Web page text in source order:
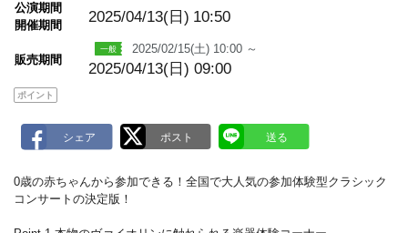
公演期間
開催期間
2025/04/13(日) 10:50
販売期間
2025/02/15(土) 10:00 ～
2025/04/13(日) 09:00
ポイント
0歳の赤ちゃんから参加できる！全国で大人気の参加体験型クラシック
コンサートの決定版！